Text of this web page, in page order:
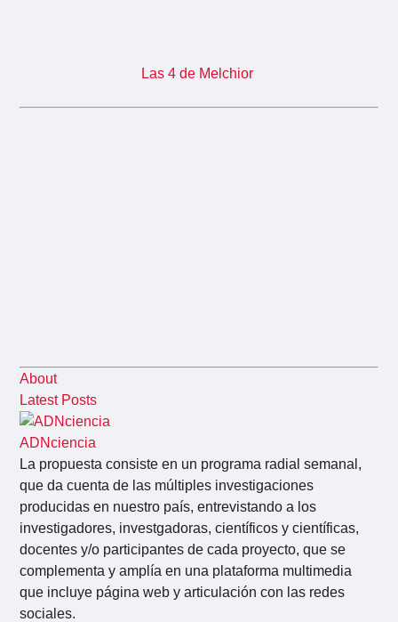
Las 4 de Melchior
About
Latest Posts
ADNciencia
La propuesta consiste en un programa radial semanal,
que da cuenta de las múltiples investigaciones
producidas en nuestro país, entrevistando a los
investigadores, investgadoras, científicos y científicas,
docentes y/o participantes de cada proyecto, que se
complementa y amplía en una plataforma multimedia
que incluye página web y articulación con las redes
sociales.